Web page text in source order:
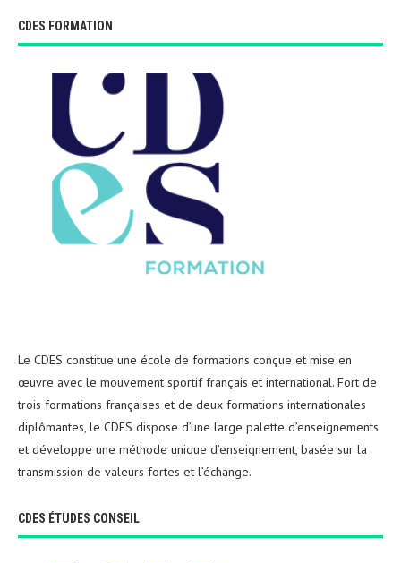
CDES FORMATION
Le CDES constitue une école de formations conçue et mise en
œuvre avec le mouvement sportif français et international. Fort de
trois formations françaises et de deux formations internationales
diplômantes, le CDES dispose d’une large palette d’enseignements
et développe une méthode unique d’enseignement, basée sur la
transmission de valeurs fortes et l’échange.
CDES ÉTUDES CONSEIL